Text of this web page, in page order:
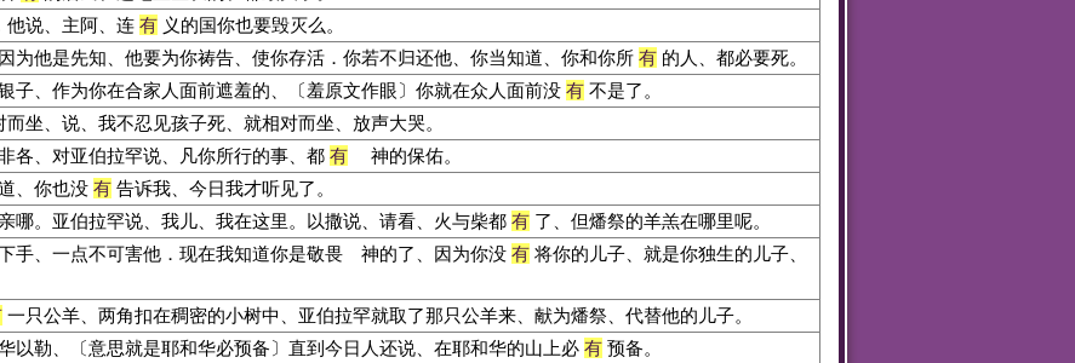
他说、主阿、连 有 义的国你也要毁灭么。
为他是先知、他要为你祷告、使你存活．你若不归还他、你当知道、你和你所 有 的人、都必要死。
子、作为你在合家人面前遮羞的、〔羞原文作眼〕你就在众人面前没 有 不是了。
坐、说、我不忍见孩子死、就相对而坐、放声大哭。
各、对亚伯拉罕说、凡你所行的事、都 有 神的保佑。
、你也没 有 告诉我、今日我才听见了。
哪。亚伯拉罕说、我儿、我在这里。以撒说、请看、火与柴都 有 了、但燔祭的羊羔在哪里呢。
手、一点不可害他．现在我知道你是敬畏 神的了、因为你没 有 将你的儿子、就是你独生的儿子、
一只公羊、两角扣在稠密的小树中、亚伯拉罕就取了那只公羊来、献为燔祭、代替他的儿子。
以勒、〔意思就是耶和华必预备〕直到今日人还说、在耶和华的山上必 有 预备。